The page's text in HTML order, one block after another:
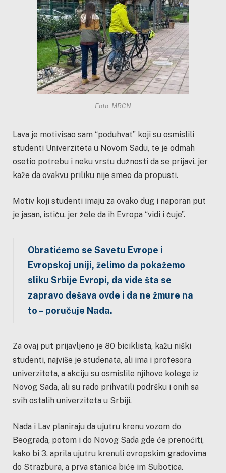
Foto: MRCN
Lava je motivisao sam “poduhvat” koji su osmislili
studenti Univerziteta u Novom Sadu, te je odmah
osetio potrebu i neku vrstu dužnosti da se prijavi, jer
kaže da ovakvu priliku nije smeo da propusti.
Motiv koji studenti imaju za ovako dug i naporan put
je jasan, ističu, jer žele da ih Evropa “vidi i čuje”.
Obratićemo se Savetu Evrope i
Evropskoj uniji, želimo da pokažemo
sliku Srbije Evropi, da vide šta se
zapravo dešava ovde i da ne žmure na
to – poručuje Nada.
Za ovaj put prijavljeno je 80 biciklista, kažu niški
studenti, najviše je studenata, ali ima i profesora
univerziteta, a akciju su osmislile njihove kolege iz
Novog Sada, ali su rado prihvatili podršku i onih sa
svih ostalih univerziteta u Srbiji.
Nada i Lav planiraju da ujutru krenu vozom do
Beograda, potom i do Novog Sada gde će prenoćiti,
kako bi 3. aprila ujutru krenuli evropskim gradovima
do Strazbura, a prva stanica biće im Subotica.